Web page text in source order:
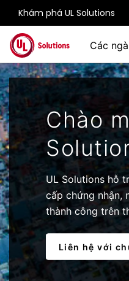
Khám phá UL Solutions
Skip to main content
Các
Chào
UL Solutions hỗ
cấp chứng nhận,
thành công trên
Liên hệ với